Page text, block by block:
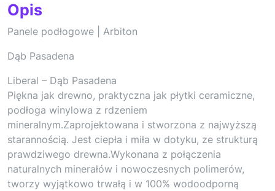
Opis
Panele podłogowe | Arbiton
Dąb Pasadena
Liberal – Dąb Pasadena
Piękna jak drewno, praktyczna jak płytki ceramiczne,
podłoga winylowa z rdzeniem
mineralnym.Zaprojektowana i stworzona z najwyższą
starannością. Jest ciepła i miła w dotyku, ze strukturą
prawdziwego drewna.Wykonana z połączenia
naturalnych minerałów i nowoczesnych polimerów,
tworzy wyjątkowo trwałą i w 100% wodoodporną